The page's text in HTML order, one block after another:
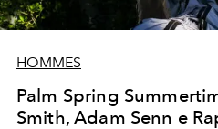
HOMMES
Palm Spring
Smith, Adam Senn e